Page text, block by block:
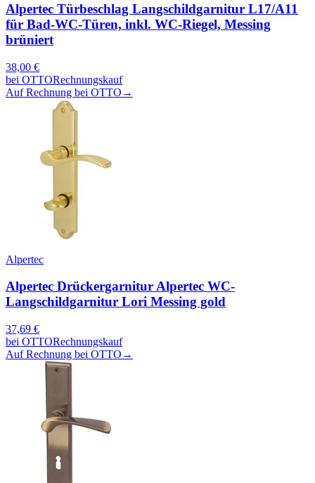
Alpertec Türbeschlag Langschildgarnitur L17/A11
für Bad-WC-Türen, inkl. WC-Riegel, Messing
brüniert
38,00 €
bei OTTORechnungskauf
Auf Rechnung bei OTTO →
Alpertec
Alpertec Drückergarnitur Alpertec WC-
Langschildgarnitur Lori Messing gold
37,69 €
bei OTTORechnungskauf
Auf Rechnung bei OTTO →